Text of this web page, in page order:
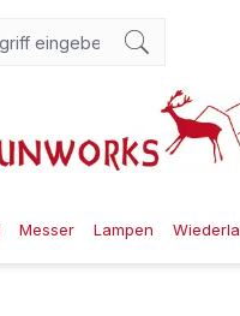
Messer Lampen